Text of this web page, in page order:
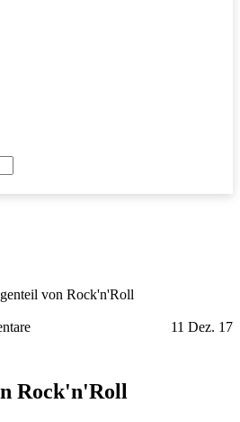
von Rock'n'Roll
11 Dez. 17
Rock'n'Roll